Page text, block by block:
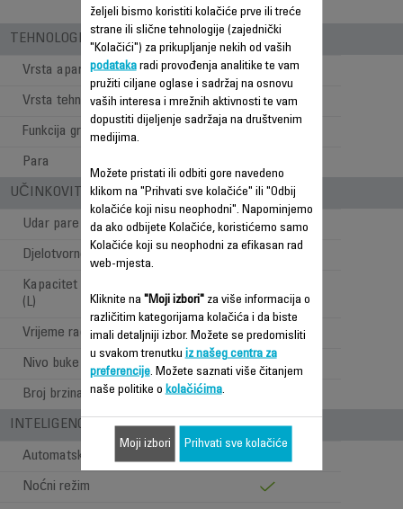
TEHNOLOGIJA
Vrsta aparata Ovlaživač zraka
Vrsta tehnologije Ultra-Sonični
Funkcija grijanja
Para
UČINKOVITOST
Udar pare (ml/h) 380
Djelotvorno područje
Kapacitet spremnika za vodu
(L)
5,9 L
Vrijeme rada i do 30 sati
Nivo buke i do 40 dB(A)
Broj brzina
INTELIGENCIJA
Automatski način
Noćni režim
željeli bismo koristiti kolačiće prve ili treće
strane ili slične tehnologije (zajednički
"Kolačići") za prikupljanje nekih od vaših
podatakaradi provođenja analitike te vam
pružiti ciljane oglase i sadržaj na osnovu
vaših interesa i mrežnih aktivnosti te vam
dopustiti dijeljenje sadržaja na društvenim
medijima.
Možete pristati ili odbiti gore navedeno
klikom na "Prihvati sve kolačiće" ili "Odbij
kolačiće koji nisu neophodni". Napominjemo
da ako odbijete Kolačiće, koristićemo samo
Kolačiće koji su neophodni za efikasan rad
web-mjesta.
Kliknite na "Moji izbori"za više informacija o
različitim kategorijama kolačića i da biste
imali detaljniji izbor. Možete se predomisliti
u svakom trenutku iz našeg centra za
preferencije. Možete saznati više čitanjem
naše politike o kolačićima.
Moji izbori Prihvati sve kolačiće